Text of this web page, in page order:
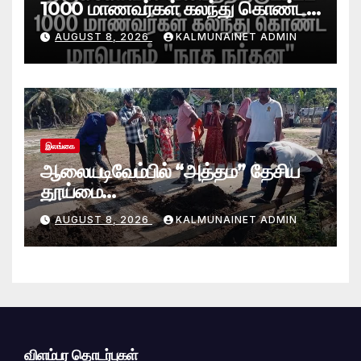
1000 மாணவர்கள் கலந்து கொண்ட
“நாத நர்தன” கலை நிகழ்வு.
AUGUST 8, 2026 KALMUNAINET ADMIN
இலங்கை
ஆலையடிவேம்பில் “அத்தம” தேசிய
தூய்மை
வேலைத்திட்டம்.:ஆலையடிவேம்பு
பிரதேச செயலகமும் பிரதேச சபையும்
இணைந்து விசேட தூய்மைப் பணி.
AUGUST 8, 2026 KALMUNAINET ADMIN
விளம்பர தொடர்புகள்